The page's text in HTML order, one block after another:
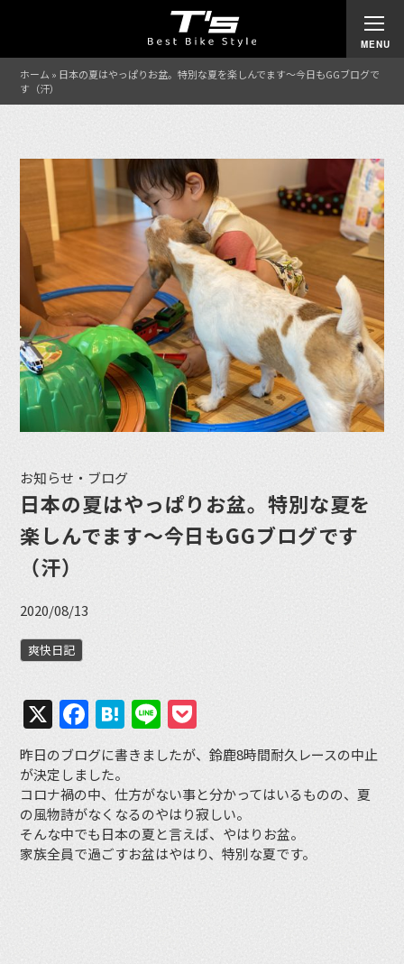
ホーム » 日本の夏はやっぱりお盆。特別な夏を楽しんでます〜今日もGGブログで
す（汗）
お知らせ・ブログ
日本の夏はやっぱりお盆。特別な夏を
楽しんでます〜今日もGGブログです
（汗）
2020/08/13
爽快日記
X Facebook
Hatena
Line
昨日のブログに書きましたが、鈴鹿8時間耐久レースの中止
が決定しました。
コロナ禍の中、仕方がない事と分かってはいるものの、夏
の風物詩がなくなるのやはり寂しい。
そんな中でも日本の夏と言えば、やはりお盆。
家族全員で過ごすお盆はやはり、特別な夏です。